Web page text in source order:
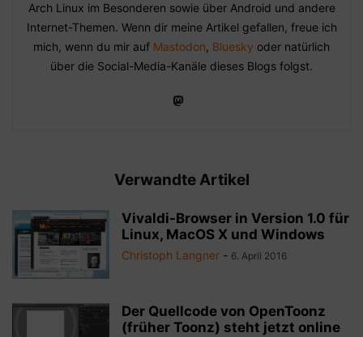
Arch Linux im Besonderen sowie über Android und andere
Internet-Themen. Wenn dir meine Artikel gefallen, freue ich
mich, wenn du mir auf Mastodon Bluesky oder natürlich
über die Social-Media-Kanäle dieses Blogs folgst.
Verwandte Artikel
Vivaldi-Browser in Version 1.0 für
Linux, MacOS X und Windows
Christoph Langner - 6. April 2016
Der Quellcode von OpenToonz
(früher Toonz) steht jetzt online